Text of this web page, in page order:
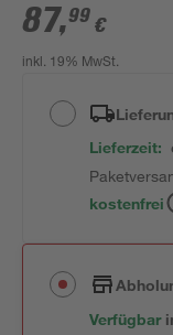
87,99 €
inkl. 19% MwSt.
Lieferzeit:
kostenfrei
Verfügbar